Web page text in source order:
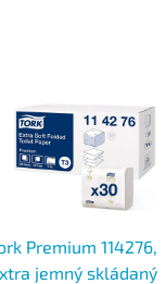
Premium 114276,
jemný skládaný